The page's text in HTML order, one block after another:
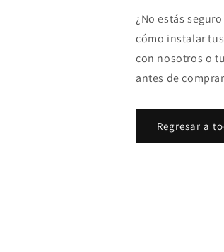
¿No estás
cómo instalar
con nosotros o
antes de
Regresar a